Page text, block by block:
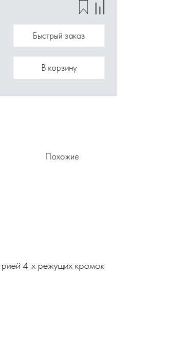
Быстрый заказ
В корзину
Похожие
4-х режущих кромок